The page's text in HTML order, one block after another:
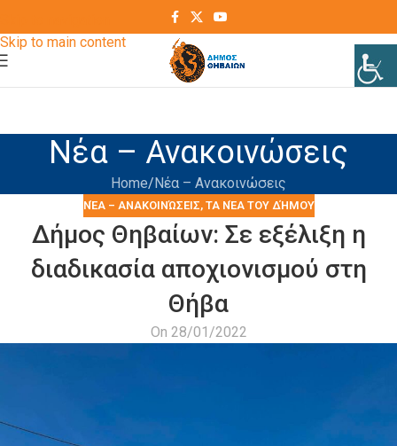
Skip to main content
Νέα – Ανακοινώσεις
Home Νέα – Ανακοινώσεις
ΝΈΑ – ΑΝΑΚΟΙΝΏΣΕΙΣ, ΤΑ ΝΈΑ ΤΟΥ ΔΉΜΟΥ
Δήμος Θηβαίων: Σε εξέλιξη η
διαδικασία αποχιονισμού στη
Θήβα
On 28/01/2022